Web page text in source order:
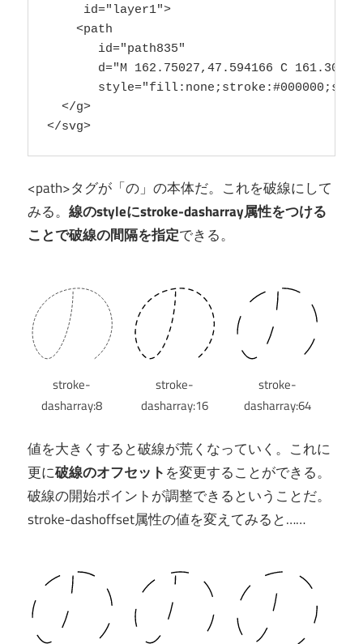
     id="layer1">
    <path
       id="path835"
d="M 162.75027,47.594166 C
  </g>
</svg>
<path>タグが「の」の本体だ。これを破線にして
みる。 線のstyleにstroke-dasharray属性をつける
ことで破線の間隔を指定できる。
stroke-
dasharray:8
stroke-
dasharray:16
stroke-
dasharray:64
値を大きくすると破線が荒くなっていく。これに
更に破線のオフセットを変更することができる。
破線の開始ポイントが調整できるということだ。
stroke-dashoffset属性の値を変えてみると……